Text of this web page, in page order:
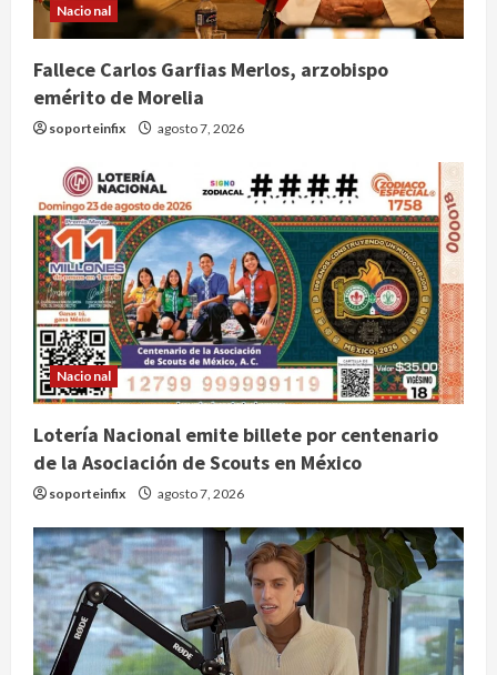
Nacional
Fallece Carlos Garfias Merlos, arzobispo
emérito de Morelia
soporteinfix agosto 7, 2026
Nacional
Lotería Nacional emite billete por centenario
de la Asociación de Scouts en México
soporteinfix agosto 7, 2026